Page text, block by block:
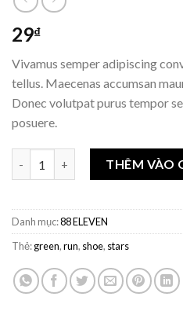
29₫
Vivamus semper adipiscing
tellus. Maecenas accumsan
Donec volutpat purus tempor
posuere.
THÊM VÀO
Danh mục:88 ELEVEN
Thẻ:green,run, shoe, stars